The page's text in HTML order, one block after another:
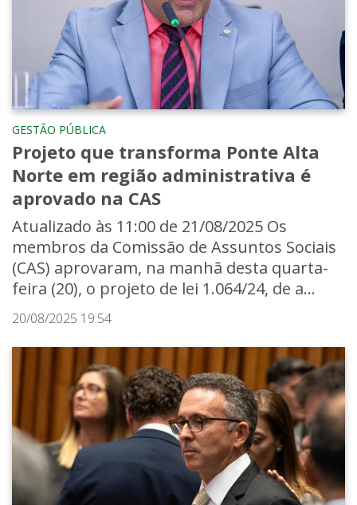
GESTÃO PÚBLICA
Projeto que transforma Ponte Alta
Norte em região administrativa é
aprovado na CAS
Atualizado às 11:00 de 21/08/2025 Os
membros da Comissão de Assuntos Sociais
(CAS) aprovaram, na manhã desta quarta-
feira (20), o projeto de lei 1.064/24, de a...
20/08/2025 19:54